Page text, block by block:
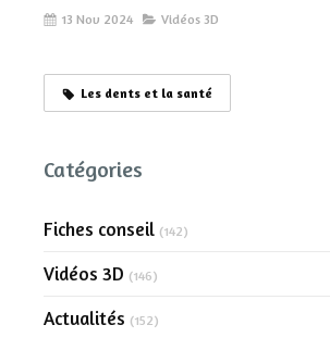
13 Nov 2024 Vidéos 3D
Les dents et la santé
Catégories
Fiches conseil (142)
Vidéos 3D (146)
Actualités (152)